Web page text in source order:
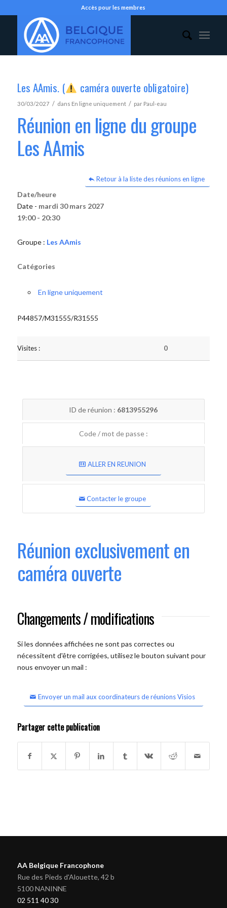
Accès pour les membres
Les AAmis. ( caméra ouverte obligatoire)
30/03/2027 / dans En ligne uniquement / par Paul-eau
Réunion en ligne du groupe
Les AAmis
Retour à la liste des réunions en ligne
Date/heure
Date - mardi 30 mars 2027
19:00 - 20:30
Groupe : Les AAmis
Catégories
En ligne uniquement
P44857/M31555/R31555
Visites : 0
ID de réunion : 6813955296
Code / mot de passe :
ALLER EN REUNION
Contacter le groupe
Réunion exclusivement en
caméra ouverte
Changements / modifications
Si les données affichées ne sont pas correctes ou
nécessitent d'être corrigées, utilisez le bouton suivant pour
nous envoyer un mail :
Envoyer un mail aux coordinateurs de réunions Visios
Partager cette publication
AA Belgique Francophone
Rue des Pieds d'Alouette, 42 b
5100 NANINNE
02 511 40 30